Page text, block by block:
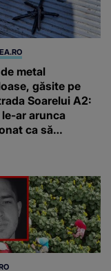
metal
găsite pe
Soarelui A2:
ar arunca
ca să